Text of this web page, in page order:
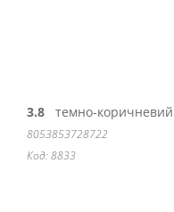
3.8 темно-коричневий
8053853728722
Код: 8833